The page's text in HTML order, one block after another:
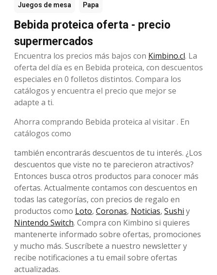
Juegos de mesa Papa
Bebida proteica oferta - precio
supermercados
Encuentra los precios más bajos con Kimbino.cl. La
oferta del día es en Bebida proteica, con descuentos
especiales en 0 folletos distintos. Compara los
catálogos y encuentra el precio que mejor se
adapte a ti.
Ahorra comprando Bebida proteica al visitar . En
catálogos como
también encontrarás descuentos de tu interés. ¿Los
descuentos que viste no te parecieron atractivos?
Entonces busca otros productos para conocer más
ofertas. Actualmente contamos con descuentos en
todas las categorías, con precios de regalo en
productos como Loto, Coronas, Noticias, Sushi y
Nintendo Switch. Compra con Kimbino si quieres
mantenerte informado sobre ofertas, promociones
y mucho más. Suscríbete a nuestro newsletter y
recibe notificaciones a tu email sobre ofertas
actualizadas.